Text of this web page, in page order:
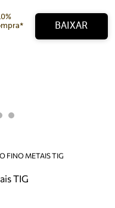
BAIXAR
FINO METAIS TIG
TIG